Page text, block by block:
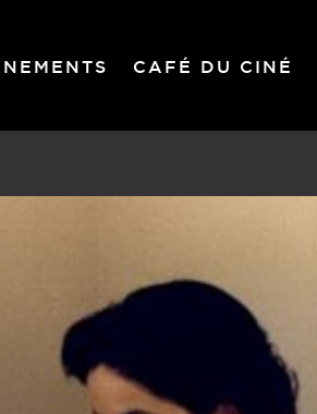
CAFÉ DU CINÉ